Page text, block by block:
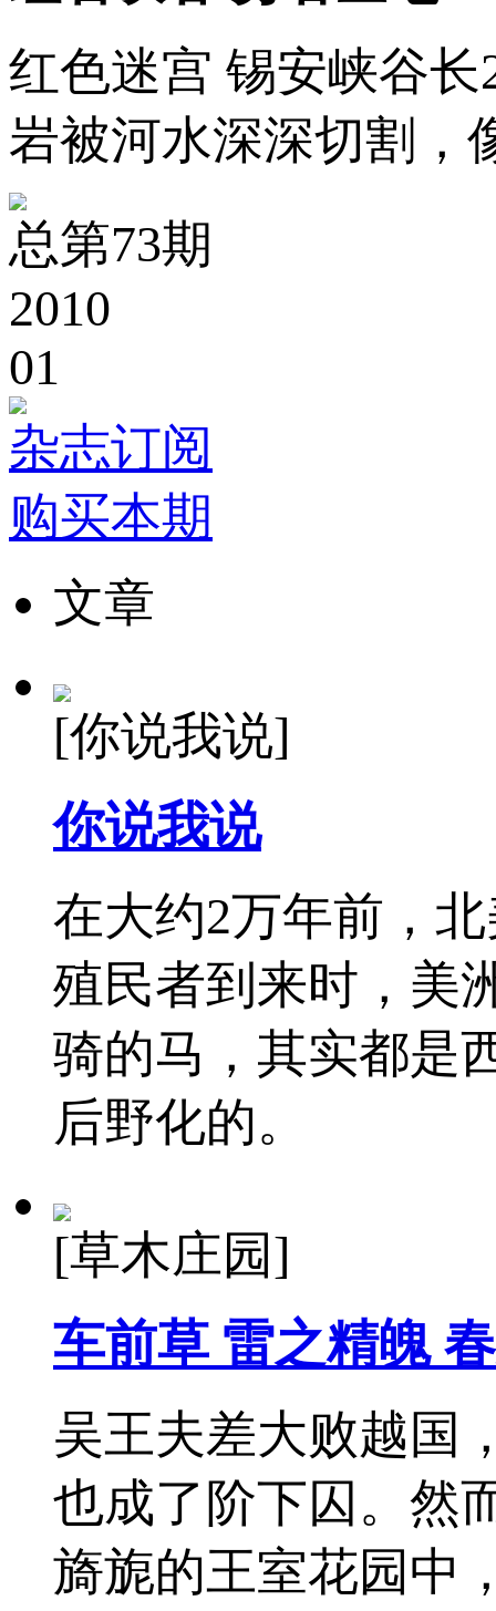
红色迷宫 锡安峡谷
岩被河水深深切割，
总第73期
2010
01
杂志订阅
购买本期
文章
[你说我说]
你说我说
在大约2万年前，
殖民者到来时，美
骑的马，其实都是
后野化的。
[草木庄园]
车前草 雷之精魄
吴王夫差大败越国
也成了阶下囚。然
旖旎的王室花园中